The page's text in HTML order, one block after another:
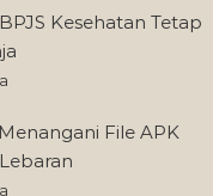
Kesehatan Tetap
File APK